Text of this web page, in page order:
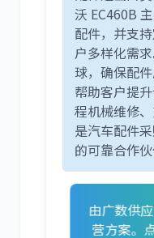
沃 EC460B
配件，并支
户多样化需
球，确保配
帮助客户提
程机械维修
是汽车配件
的可靠合作伙
由广数供
营方案。